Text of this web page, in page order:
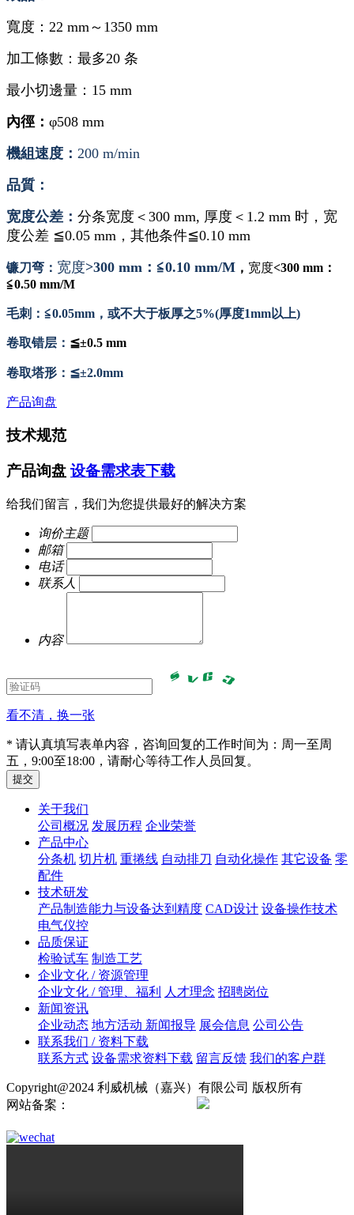
寬度：22 mm～1350 mm
加工條數： 最多20 条
最小切邊量：15 mm
內徑： φ508 mm
機組速度： 200 m/min
品質：
宽度公差： 分条宽度 ＜300 mm, 厚度 ＜1.2 mm 时，宽
度公差 ≦0.05 mm， 其他条件≦0.10 mm
镰刀弯： 宽度>300 mm：≦0.10 mm/M ， 宽度<300 mm：
≦0.50 mm/M
毛刺： ≦0.05mm， 或不大于板厚之5%(厚度1mm以上)
卷取错层： ≦±0.5 mm
卷取塔形： ≦±2.0mm
产品询盘
技术规范
产品询盘 设备需求表下载
给我们留言，我们为您提供最好的解决方案
询价主题
邮箱
电话
联系人
内容
看不清，换一张
* 请认真填写表单内容，咨询回复的工作时间为：周一至周
五，9:00至18:00，请耐心等待工作人员回复。
关于我们
公司概况 发展历程 企业荣誉
产品中心
分条机 切片机 重捲线 自动排刀 自动化操作 其它设备 零
配件
技术研发
产品制造能力与设备达到精度 CAD设计 设备操作技术
电气仪控
品质保证
检验试车 制造工艺
企业文化 / 资源管理
企业文化 / 管理、福利
人才理念 招聘岗位
新闻资讯
企业动态 地方活动 新闻报导 展会信息 公司公告
联系我们 / 资料下载
联系方式 设备需求资料下载 留言反馈 我们的客户群
Copyright@2024 利威机械（嘉兴）有限公司 版权所有
网站备案：